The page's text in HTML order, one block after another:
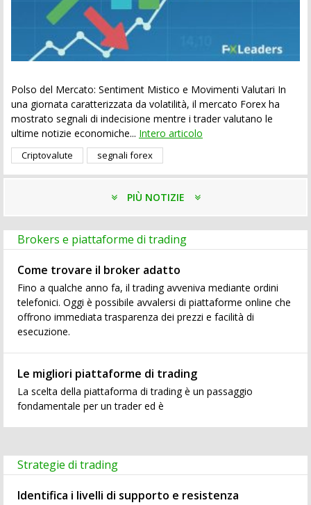
Polso del Mercato: Sentiment Mistico e Movimenti Valutari In
una giornata caratterizzata da volatilità, il mercato Forex ha
mostrato segnali di indecisione mentre i trader valutano le
ultime notizie economiche... Intero articolo
Criptovalute segnali forex
PIÙ NOTIZIE
Brokers e piattaforme di trading
Come trovare il broker adatto
Fino a qualche anno fa, il trading avveniva mediante ordini
telefonici. Oggi è possibile avvalersi di piattaforme online che
offrono immediata trasparenza dei prezzi e facilità di
esecuzione.
Le migliori piattaforme di trading
La scelta della piattaforma di trading è un passaggio
fondamentale per un trader ed è
Strategie di trading
Identifica i livelli di supporto e resistenza